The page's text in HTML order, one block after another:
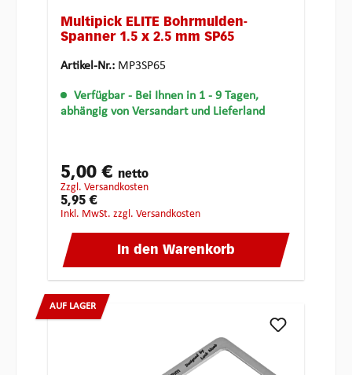
Multipick ELITE Bohrmulden-
Spanner 1.5 x 2.5 mm SP65
Artikel-Nr.: MP3SP65
Verfügbar - Bei Ihnen in 1 - 9 Tagen,
abhängig von Versandart und Lieferland
5,00 € netto
zzgl. Versandkosten
5,95 €
inkl. MwSt. zzgl. Versandkosten
In den Warenkorb
AUF LAGER